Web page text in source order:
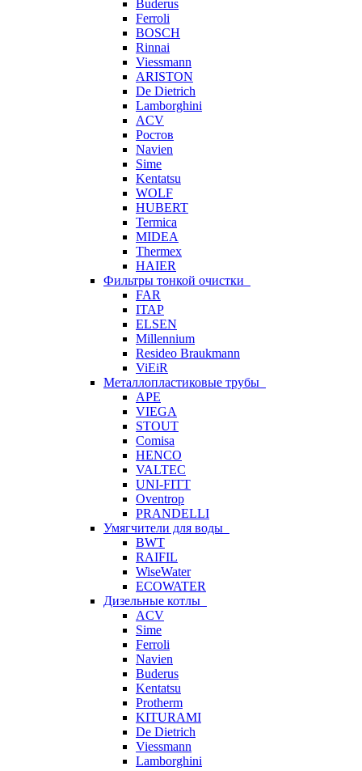
Buderus
Ferroli
BOSCH
Rinnai
Viessmann
ARISTON
De Dietrich
Lamborghini
ACV
Ростов
Navien
Sime
Kentatsu
WOLF
HUBERT
Termica
MIDEA
Thermex
HAIER
Фильтры тонкой очистки
FAR
ITAP
ELSEN
Millennium
Resideo Braukmann
ViEiR
Металлопластиковые трубы
APE
VIEGA
STOUT
Comisa
HENCO
VALTEC
UNI-FITT
Oventrop
PRANDELLI
Умягчители для воды
BWT
RAIFIL
WiseWater
ECOWATER
Дизельные котлы
ACV
Sime
Ferroli
Navien
Buderus
Kentatsu
Protherm
KITURAMI
De Dietrich
Viessmann
Lamborghini